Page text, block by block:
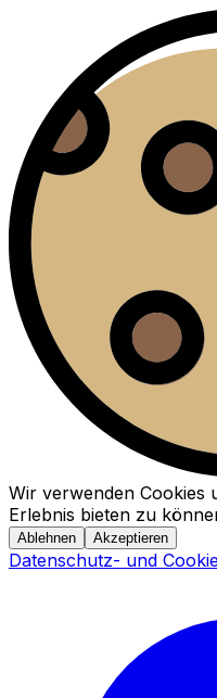
Wir verwenden Cookies
Erlebnis bieten zu
Ablehnen Akzeptieren
Datenschutz- und